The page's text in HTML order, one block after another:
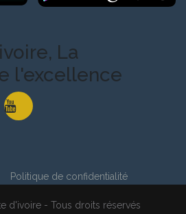
La
l'excellence
Politique de confidentialité
d'ivoire - Tous droits réservés